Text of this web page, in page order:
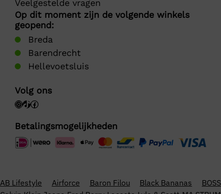
Veelgestelde vragen
Op dit moment zijn de volgende winkels
geopend:
Breda
Barendrecht
Hellevoetsluis
Volg ons
Betalingsmogelijkheden
AB Lifestyle Airforce Baron Filou Black Bananas
BOSS